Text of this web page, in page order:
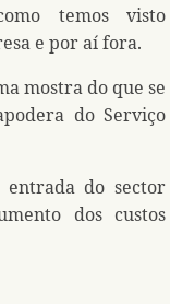
temos visto
e por aí fora.
mostra do que se
do Serviço
do sector
dos custos